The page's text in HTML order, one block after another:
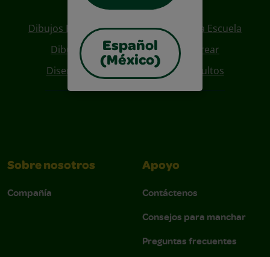
Español
(México)
Also of Interest
Dibujos Para Colorear De Regreso A La Escuela
Dibujos De Personajes Para Colorear
Diseños Para Coloreables Para Adultos
Sobre nosotros
Compañía
Apoyo
Contáctenos
Consejos para manchar
Preguntas frecuentes